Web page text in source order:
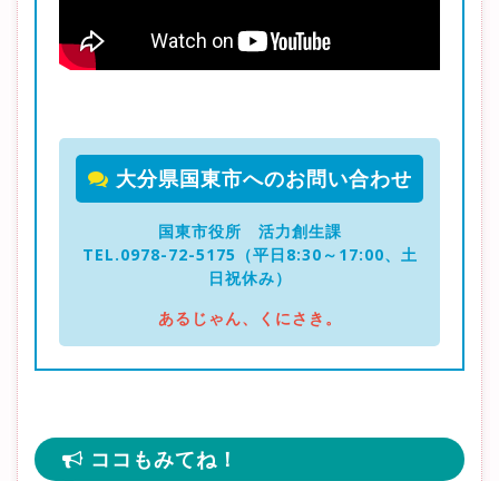
大分県国東市へのお問い合わせ
国東市役所 活力創生課
TEL.0978-72-5175（平日8:30～17:00、土
日祝休み）
あるじゃん、くにさき。
ココもみてね！